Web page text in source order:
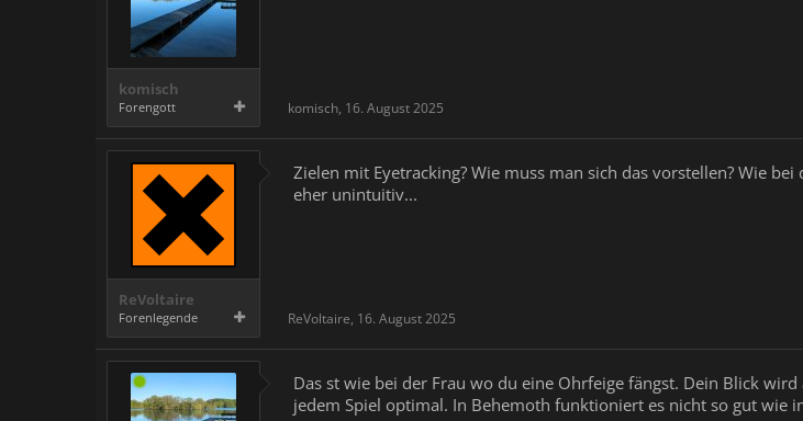
komisch
Forengott komisch, 16. August 2025
ReVoltaire
Forenlegende
Zielen mit Eyetracking? Wie muss man sich das vorstellen? Wie
eher unintuitiv...
ReVoltaire, 16. August 2025
Das st wie bei der Frau wo du eine Ohrfeige fängst. Dein Blick
jedem Spiel optimal. In Behemoth funktioniert es nicht so gut wie